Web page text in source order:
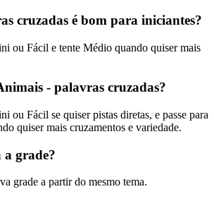
cruzadas é bom para iniciantes?
ou Fácil e tente Médio quando quiser mais
- palavras cruzadas?
ou Fácil se quiser pistas diretas, e passe para
quiser mais cruzamentos e variedade.
grade?
grade a partir do mesmo tema.